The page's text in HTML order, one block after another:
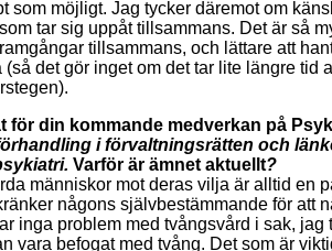
som möjligt. Jag tycker däremot om
tar sig uppåt tillsammans. Det är så
tillsammans, och lättare att
(så det gör inget om det tar lite längre tid
för din kommande medverkan på
i förvaltningsrätten och
Varför är ämnet aktuellt?
människor mot deras vilja är alltid en
någons självbestämmande för att
inga problem med tvångsvård i sak, jag
vara befogat med tvång. Det som är